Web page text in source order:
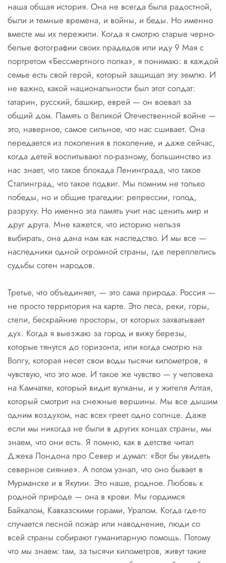
наша общая история. Она не всегда была радостной,
были и темные времена, и войны, и беды. Но именно
вместе мы их пережили. Когда я смотрю старые черно-
белые фотографии своих прадедов или иду 9 Мая с
портретом «Бессмертного полка», я понимаю: в каждой
семье есть свой герой, который защищал эту землю. И
не важно, какой национальности был этот солдат:
татарин, русский, башкир, еврей — он воевал за
общий дом. Память о Великой Отечественной войне —
это, наверное, самое сильное, что нас сшивает. Она
передается из поколения в поколение, и даже сейчас,
когда детей воспитывают по-разному, большинство из
нас знает, что такое блокада Ленинграда, что такое
Сталинград, что такое подвиг. Мы помним не только
победы, но и общие трагедии: репрессии, голод,
разруху. Но именно эта память учит нас ценить мир и
друг друга. Мне кажется, что историю нельзя
выбирать, она дана нам как наследство. И мы все —
наследники одной огромной страны, где переплелись
судьбы сотен народов.
Третье, что объединяет, — это сама природа. Россия —
не просто территория на карте. Это леса, реки, горы,
степи, бескрайние просторы, от которых захватывает
дух. Когда я выезжаю за город и вижу березы,
которые тянутся до горизонта, или когда смотрю на
Волгу, которая несет свои воды тысячи километров, я
чувствую, что это мое. И такое же чувство — у человека
на Камчатке, который видит вулканы, и у жителя Алтая,
который смотрит на снежные вершины. Мы все дышим
одним воздухом, нас всех греет одно солнце. Даже
если мы никогда не были в других концах страны, мы
знаем, что они есть. Я помню, как в детстве читал
Джека Лондона про Север и думал: «Вот бы увидеть
северное сияние». А потом узнал, что оно бывает в
Мурманске и в Якутии. Это наше, родное. Любовь к
родной природе — она в крови. Мы гордимся
Байкалом, Кавказскими горами, Уралом. Когда где-то
случается лесной пожар или наводнение, люди со
всей страны собирают гуманитарную помощь. Потому
что мы знаем: там, за тысячи километров, живут такие